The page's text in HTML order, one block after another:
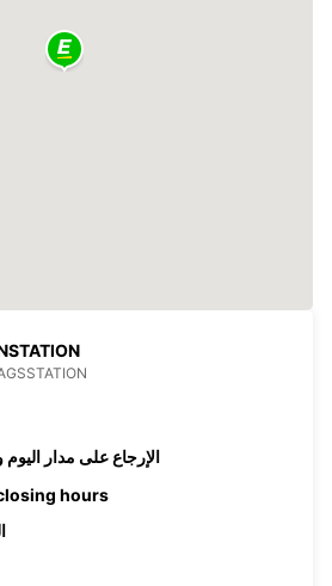
الإرجاع على مدار
hours